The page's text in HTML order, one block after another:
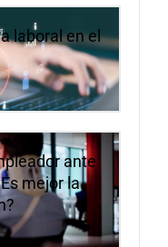
laboral en el
ante
mejor la